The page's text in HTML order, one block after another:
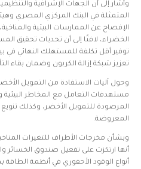
وأشار إلى أن الجهات الإشرافية
المتمثلة في البنك المركزي المصري
الإفصاح عن الممارسات البيئية
الخضراء، لافتًا إلى أن تحديات تحقيق
توفير أقل تكلفة للمستهلك النهائي في
تعزيز شبكة إزالة الكربون وضمان بقاء
وحول آليات الاستفادة من التمويل
مستهدفات التعامل مع المخاطر البيئية
المرصودة للتمويل الأخضر، وكذلك تنويع
المعروضة.
أنها ارتكزت على تفعيل صندوق الخسائر
أنواع الوقود الأحفوري في أنظمة